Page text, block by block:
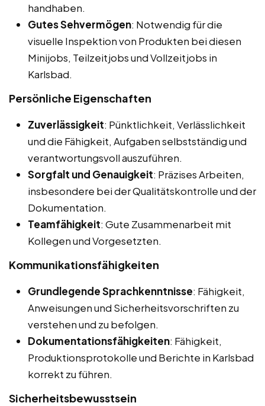
handhaben.
Gutes Sehvermögen: Notwendig für die
visuelle Inspektion von Produkten bei diesen
Minijobs, Teilzeitjobs und Vollzeitjobs in
Karlsbad.
Persönliche Eigenschaften
Zuverlässigkeit: Pünktlichkeit, Verlässlichkeit
und die Fähigkeit, Aufgaben selbstständig und
verantwortungsvoll auszuführen.
Sorgfalt und Genauigkeit: Präzises Arbeiten,
insbesondere bei der Qualitätskontrolle und der
Dokumentation.
Teamfähigkeit: Gute Zusammenarbeit mit
Kollegen und Vorgesetzten.
Kommunikationsfähigkeiten
Grundlegende Sprachkenntnisse: Fähigkeit,
Anweisungen und Sicherheitsvorschriften zu
verstehen und zu befolgen.
Dokumentationsfähigkeiten: Fähigkeit,
Produktionsprotokolle und Berichte in Karlsbad
korrekt zu führen.
Sicherheitsbewusstsein